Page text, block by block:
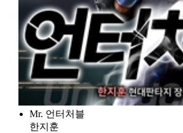
Mr. 언터처블
한지훈